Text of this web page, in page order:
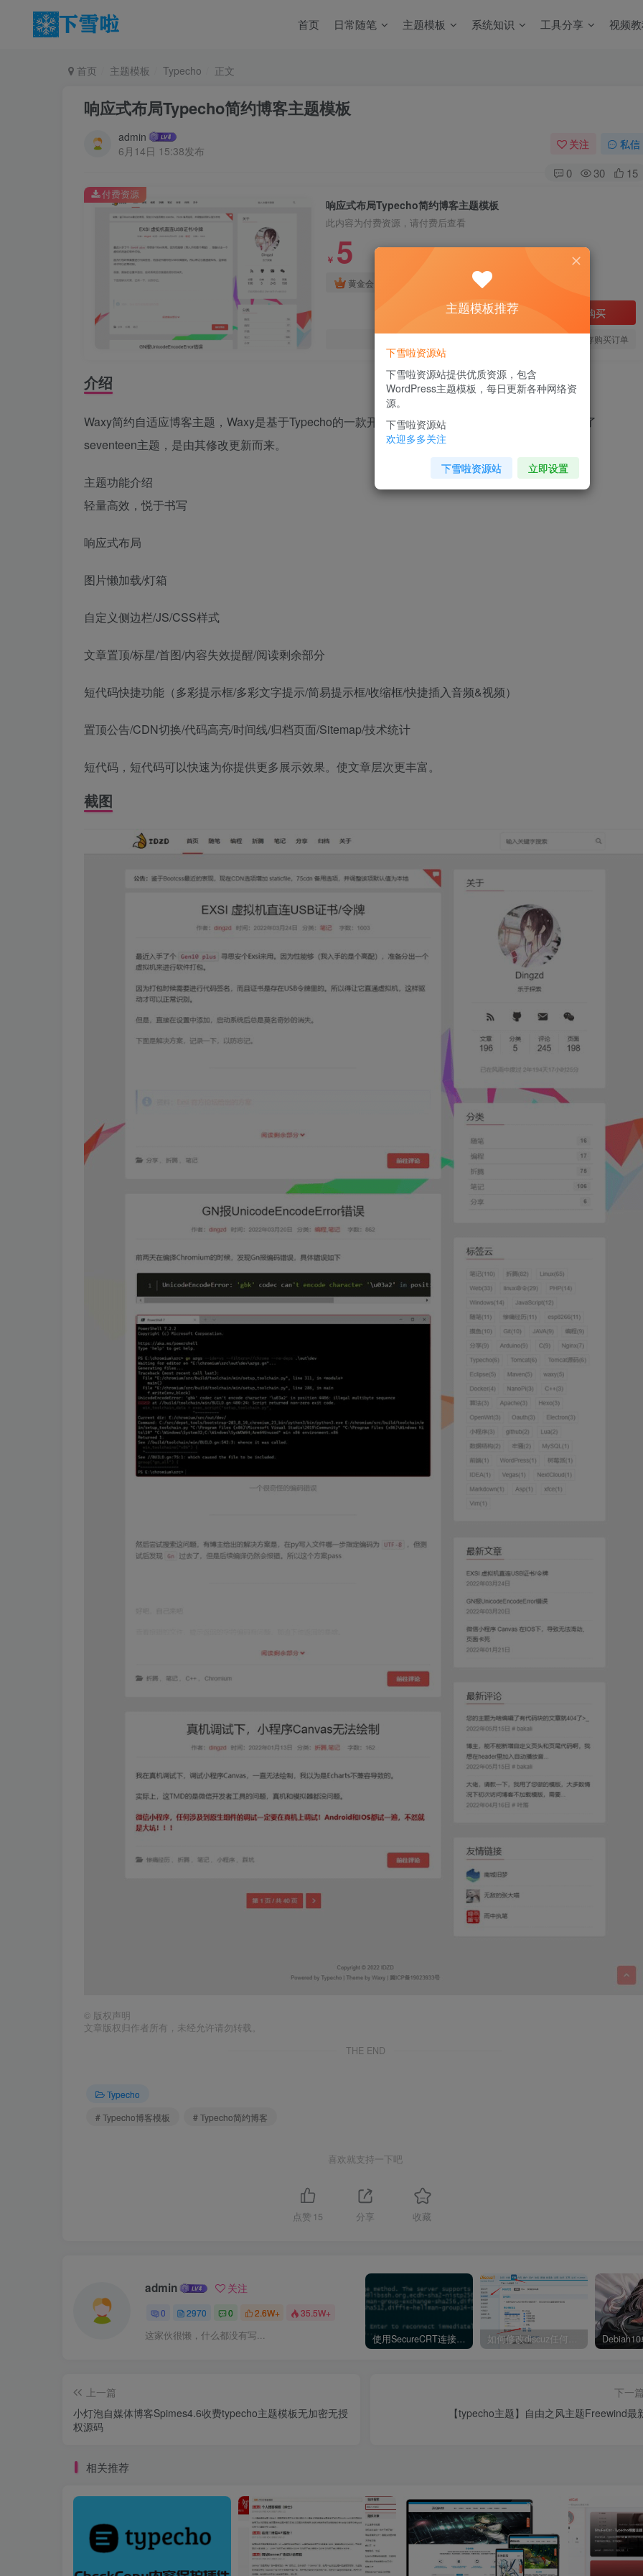
首页 日常随笔 主题模板 系统知识 工具分享 视频
首页 主题模板 Typecho 正文
响应式布局Typecho简约博客主题模板
admin
6月14日 15:38发布
关注 私信
0 30 15
响应式布局Typecho简约博客主题模板
此内容为付费资源，请付费后查看
￥ 5
黄金会员 免费
立即购买
您当前未登录！建议登陆后购买，可保存购买订单
付费资源
介绍
Waxy简约自适应博客主题，Waxy是基于Typecho的一款开箱即用的简约博客主题模板。该主题参考了
seventeen主题，是由其修改更新而来。
主题功能介绍
轻量高效，悦于书写
响应式布局
图片懒加载/灯箱
自定义侧边栏/JS/CSS样式
文章置顶/标星/首图/内容失效提醒/阅读剩余部分
短代码快捷功能（多彩提示框/多彩文字提示/简易提示框/收缩框/快捷插入音频&视频）
置顶公告/CDN切换/代码高亮/时间线/归档页面/Sitemap/技术统计
短代码，短代码可以快速为你提供更多展示效果。使文章层次更丰富。
截图
© 版权声明
文章版权归作者所有，未经允许请勿转载。
THE END
Typecho
# Typecho博客模板
# Typecho简约博客
喜欢就支持一下吧
点赞 15 分享 收藏
admin 关注
0 2970 0 2.6W+ 35.5W+
这家伙很懒，什么都没有写... 使用SecureCRT连接Ubuntu20.04报错：Key exchange failed. No compatible key exchange method. 如何修改discuz任何模板的编辑器默认字体类型和默认字体大小
上一篇
小灯泡自媒体博客Spimes4.6收费typecho主题模板无加密无授
权源码
下一篇
【typecho主题】自由之风主题Freewind最
相关推荐
主题模板推荐
下雪啦资源站
下雪啦资源站提供优质资源，包含
WordPress主题模板，每日更新各种网络资
源。
下雪啦资源站
欢迎多多关注
下雪啦资源站 立即设置